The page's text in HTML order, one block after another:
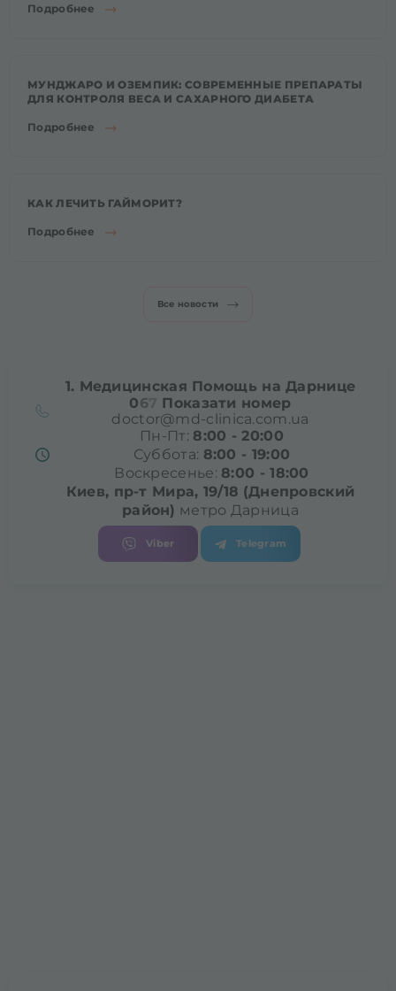
Подробнее
МУНДЖАРО И ОЗЕМПИК: СОВРЕМЕННЫЕ ПРЕПАРАТЫ
ДЛЯ КОНТРОЛЯ ВЕСА И САХАРНОГО ДИАБЕТА
Подробнее
КАК ЛЕЧИТЬ ГАЙМОРИТ?
Подробнее
Все новости
1. Медицинская Помощь на Дарнице
06
Показати номер
doctor@md-clinica.com.ua
Пн-Пт: 8:00 - 20:00
Суббота: 8:00 - 19:00
Воскресенье: 8:00 - 18:00
Киев, пр-т Мира, 19/18 (Днепровский
район) метро Дарница
Viber Telegram